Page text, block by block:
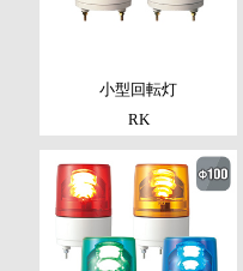
小型回転灯
RK